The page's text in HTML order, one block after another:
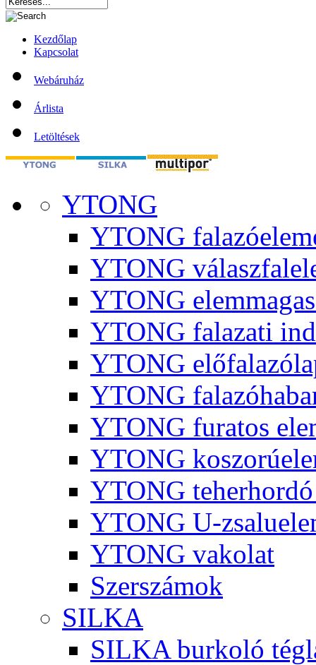
Kezdőlap
Kapcsolat
Webáruház
Árlista
Letöltések
YTONG
YTONG
YTONG
YTONG
YTONG falazati
YTONG
YTONG
YTONG furatos
YTONG
YTONG
YTONG U-
YTONG vakolat
Szerszámok
SILKA
SILKA burkoló